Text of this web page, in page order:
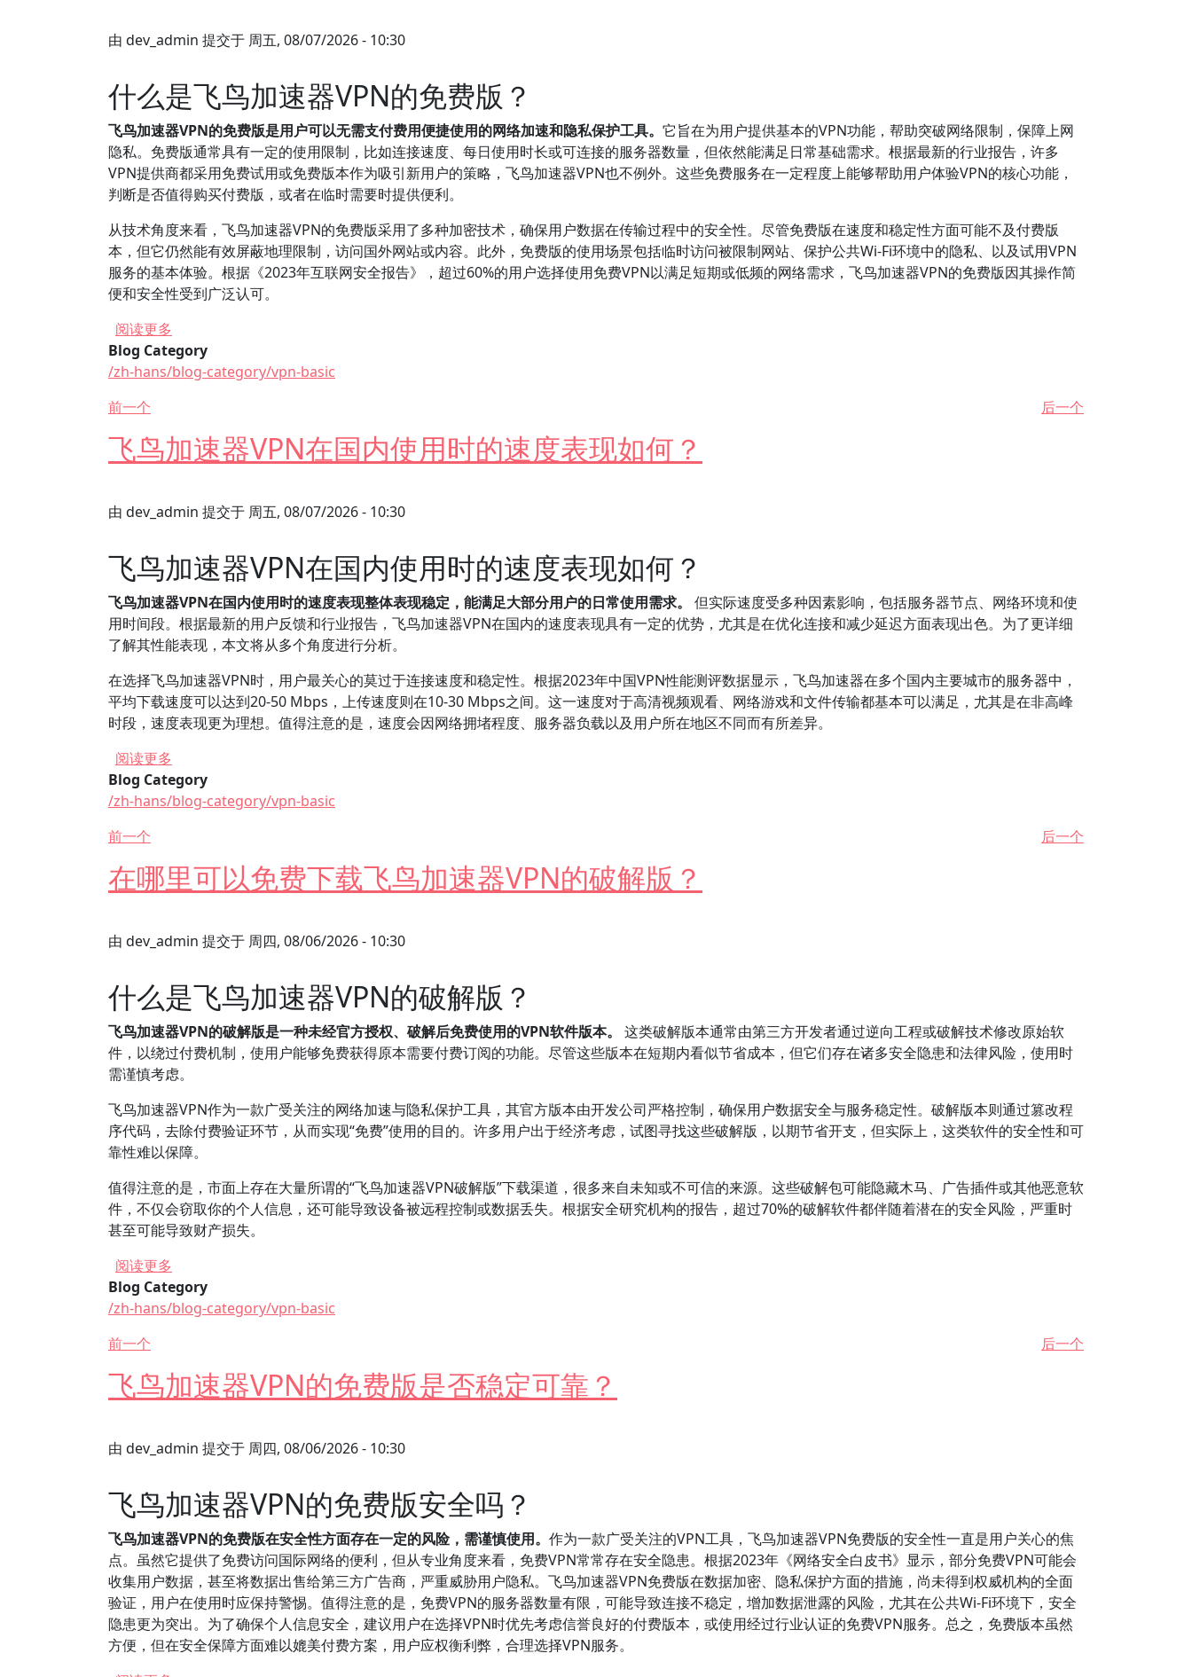
由 dev_admin 提交于 周五, 08/07/2026 - 10:30
什么是飞鸟加速器VPN的免费版？
飞鸟加速器VPN的免费版是用户可以无需支付费用便捷使用的网络加速和隐私保护工具。 它旨在为用户提供基本的VPN功能，帮助突破网络限制，保障上网
隐私。免费版通常具有一定的使用限制，比如连接速度、每日使用时长或可连接的服务器数量，但依然能满足日常基础需求。根据最新的行业报告，许多
VPN提供商都采用免费试用或免费版本作为吸引新用户的策略，飞鸟加速器VPN也不例外。这些免费服务在一定程度上能够帮助用户体验VPN的核心功能，
判断是否值得购买付费版，或者在临时需要时提供便利。
从技术角度来看，飞鸟加速器VPN的免费版采用了多种加密技术，确保用户数据在传输过程中的安全性。尽管免费版在速度和稳定性方面可能不及付费版
本，但它仍然能有效屏蔽地理限制，访问国外网站或内容。此外，免费版的使用场景包括临时访问被限制网站、保护公共Wi-Fi环境中的隐私、以及试用VPN
服务的基本体验。根据《2023年互联网安全报告》，超过60%的用户选择使用免费VPN以满足短期或低频的网络需求，飞鸟加速器VPN的免费版因其操作简
便和安全性受到广泛认可。
阅读更多
Blog Category
/zh-hans/blog-category/vpn-basic
前一个
后一个
飞鸟加速器VPN在国内使用时的速度表现如何？
由 dev_admin 提交于 周五, 08/07/2026 - 10:30
飞鸟加速器VPN在国内使用时的速度表现如何？
飞鸟加速器VPN在国内使用时的速度表现整体表现稳定，能满足大部分用户的日常使用需求。
但实际速度受多种因素影响，包括服务器节点、网络环境和使
用时间段。根据最新的用户反馈和行业报告，飞鸟加速器VPN在国内的速度表现具有一定的优势，尤其是在优化连接和减少延迟方面表现出色。为了更详细
了解其性能表现，本文将从多个角度进行分析。
在选择飞鸟加速器VPN时，用户最关心的莫过于连接速度和稳定性。根据2023年中国VPN性能测评数据显示，飞鸟加速器在多个国内主要城市的服务器中，
平均下载速度可以达到20-50 Mbps，上传速度则在10-30 Mbps之间。这一速度对于高清视频观看、网络游戏和文件传输都基本可以满足，尤其是在非高峰
时段，速度表现更为理想。值得注意的是，速度会因网络拥堵程度、服务器负载以及用户所在地区不同而有所差异。
阅读更多
Blog Category
/zh-hans/blog-category/vpn-basic
前一个
后一个
在哪里可以免费下载飞鸟加速器VPN的破解版？
由 dev_admin 提交于 周四, 08/06/2026 - 10:30
什么是飞鸟加速器VPN的破解版？
飞鸟加速器VPN的破解版是一种未经官方授权、破解后免费使用的VPN软件版本。
这类破解版本通常由第三方开发者通过逆向工程或破解技术修改原始软
件，以绕过付费机制，使用户能够免费获得原本需要付费订阅的功能。尽管这些版本在短期内看似节省成本，但它们存在诸多安全隐患和法律风险，使用时
需谨慎考虑。
飞鸟加速器VPN作为一款广受关注的网络加速与隐私保护工具，其官方版本由开发公司严格控制，确保用户数据安全与服务稳定性。破解版本则通过篡改程
序代码，去除付费验证环节，从而实现“免费”使用的目的。许多用户出于经济考虑，试图寻找这些破解版，以期节省开支，但实际上，这类软件的安全性和可
靠性难以保障。
值得注意的是，市面上存在大量所谓的“飞鸟加速器VPN破解版”下载渠道，很多来自未知或不可信的来源。这些破解包可能隐藏木马、广告插件或其他恶意软
件，不仅会窃取你的个人信息，还可能导致设备被远程控制或数据丢失。根据安全研究机构的报告，超过70%的破解软件都伴随着潜在的安全风险，严重时
甚至可能导致财产损失。
阅读更多
Blog Category
/zh-hans/blog-category/vpn-basic
前一个
后一个
飞鸟加速器VPN的免费版是否稳定可靠？
由 dev_admin 提交于 周四, 08/06/2026 - 10:30
飞鸟加速器VPN的免费版安全吗？
飞鸟加速器VPN的免费版在安全性方面存在一定的风险，需谨慎使用。 作为一款广受关注的VPN工具，飞鸟加速器VPN免费版的安全性一直是用户关心的焦
点。虽然它提供了免费访问国际网络的便利，但从专业角度来看，免费VPN常常存在安全隐患。根据2023年《网络安全白皮书》显示，部分免费VPN可能会
收集用户数据，甚至将数据出售给第三方广告商，严重威胁用户隐私。飞鸟加速器VPN免费版在数据加密、隐私保护方面的措施，尚未得到权威机构的全面
验证，用户在使用时应保持警惕。值得注意的是，免费VPN的服务器数量有限，可能导致连接不稳定，增加数据泄露的风险，尤其在公共Wi-Fi环境下，安全
隐患更为突出。为了确保个人信息安全，建议用户在选择VPN时优先考虑信誉良好的付费版本，或使用经过行业认证的免费VPN服务。总之，免费版本虽然
方便，但在安全保障方面难以媲美付费方案，用户应权衡利弊，合理选择VPN服务。